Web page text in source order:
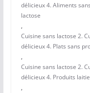
délicieux 4. Aliments
lactose
,
Cuisine sans lactose 2.
délicieux 4. Plats sans
,
Cuisine sans lactose 2.
délicieux 4. Produits
,